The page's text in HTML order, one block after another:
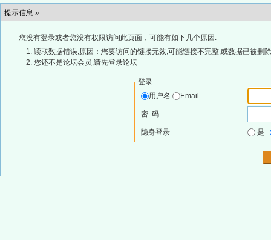
提示信息 »
您没有登录或者您没有权限访问此页面，可能有如下几个原因:
读取数据错误,原因：您要访问的链接无效,可能链接不完整,或数据已被删
您还不是论坛会员,请先登录论坛
登录
用户名
Email
密 码
隐身登录 是